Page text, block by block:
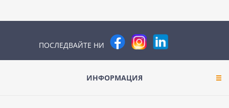
ПОСЛЕДВАЙТЕ НИ
ИНФОРМАЦИЯ